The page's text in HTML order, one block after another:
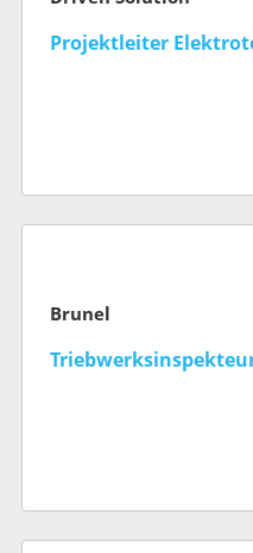
Projektleiter
Brunel